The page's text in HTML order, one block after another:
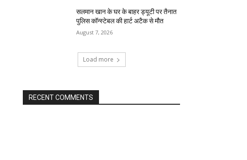
सलमान खान के घर के बाहर ड्यूटी पर तैनात
पुलिस कॉन्स्टेबल की हार्ट अटैक से मौत
August 7, 2026
Load more
RECENT COMMENTS